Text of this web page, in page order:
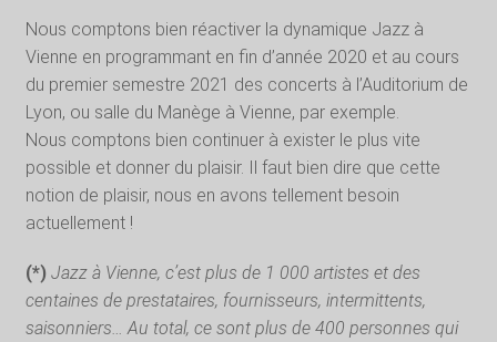
Nous comptons bien réactiver la dynamique Jazz à
Vienne en programmant en fin d’année 2020 et au cours
du premier semestre 2021 des concerts à l’Auditorium de
Lyon, ou salle du Manège à Vienne, par exemple.
Nous comptons bien continuer à exister le plus vite
possible et donner du plaisir. Il faut bien dire que cette
notion de plaisir, nous en avons tellement besoin
actuellement !
(*) Jazz à Vienne, c’est plus de 1 000 artistes et des
centaines de prestataires, fournisseurs, intermittents,
saisonniers… Au total, ce sont plus de 400 personnes qui